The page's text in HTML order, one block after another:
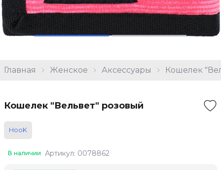
Главная Женское Аксессуары Кошелек
Кошелек "Вельвет" розовый
HooK
В наличии Артикул: 0078862